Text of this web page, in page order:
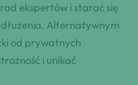
ekspertów i starać się
Alternatywnym
od prywatnych
i unikać